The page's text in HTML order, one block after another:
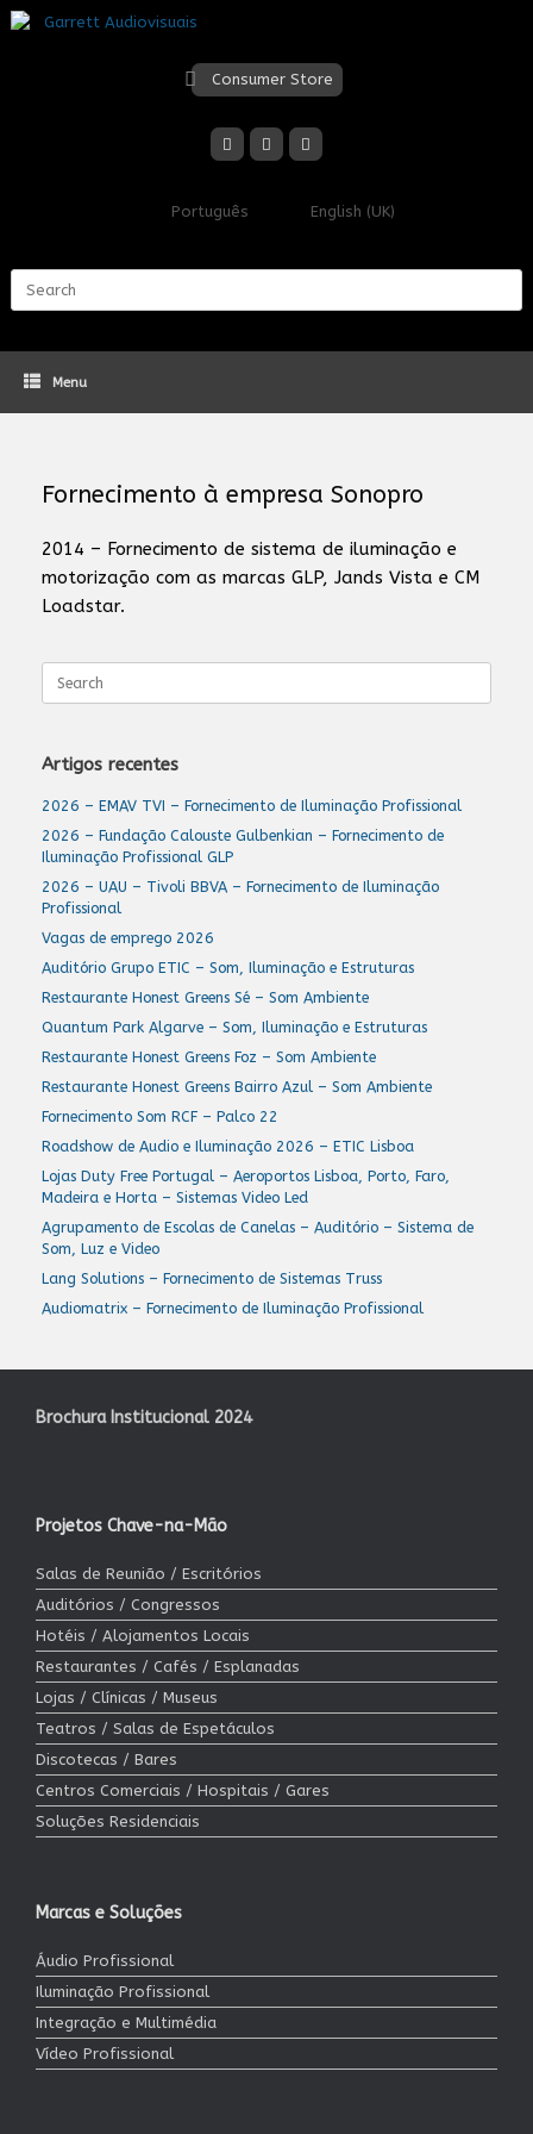
Skip
to
Consumer Store
Português English (UK)
Menu
Fornecimento à empresa Sonopro
2014 – Fornecimento de sistema de iluminação e
motorização com as marcas GLP, Jands Vista e CM
Loadstar.
for:
Artigos recentes
2026 – EMAV TVI – Fornecimento de Iluminação Profissional
2026 – Fundação Calouste Gulbenkian – Fornecimento de
Iluminação Profissional GLP
2026 – UAU – Tivoli BBVA – Fornecimento de Iluminação
Profissional
Vagas de emprego 2026
Auditório Grupo ETIC – Som, Iluminação e Estruturas
Restaurante Honest Greens Sé – Som Ambiente
Quantum Park Algarve – Som, Iluminação e Estruturas
Restaurante Honest Greens Foz – Som Ambiente
Restaurante Honest Greens Bairro Azul – Som Ambiente
Fornecimento Som RCF – Palco 22
Roadshow de Audio e Iluminação 2026 – ETIC Lisboa
Lojas Duty Free Portugal – Aeroportos Lisboa, Porto, Faro,
Madeira e Horta – Sistemas Video Led
Agrupamento de Escolas de Canelas – Auditório – Sistema de
Som, Luz e Video
Lang Solutions – Fornecimento de Sistemas Truss
Audiomatrix – Fornecimento de Iluminação Profissional
Brochura Institucional 2024
Projetos Chave-na-Mão
Salas de Reunião / Escritórios
Auditórios / Congressos
Hotéis / Alojamentos Locais
Restaurantes / Cafés / Esplanadas
Lojas / Clínicas / Museus
Teatros / Salas de Espetáculos
Discotecas / Bares
Centros Comerciais / Hospitais / Gares
Soluções Residenciais
Marcas e Soluções
Áudio Profissional
Iluminação Profissional
Integração e Multimédia
Vídeo Profissional